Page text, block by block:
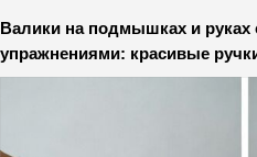
Валики на подмышках и руках
упражнениями: красивые